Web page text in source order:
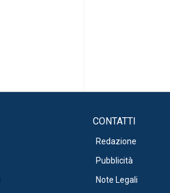
CONTATTI
Redazione
Pubblicità
Note Legali